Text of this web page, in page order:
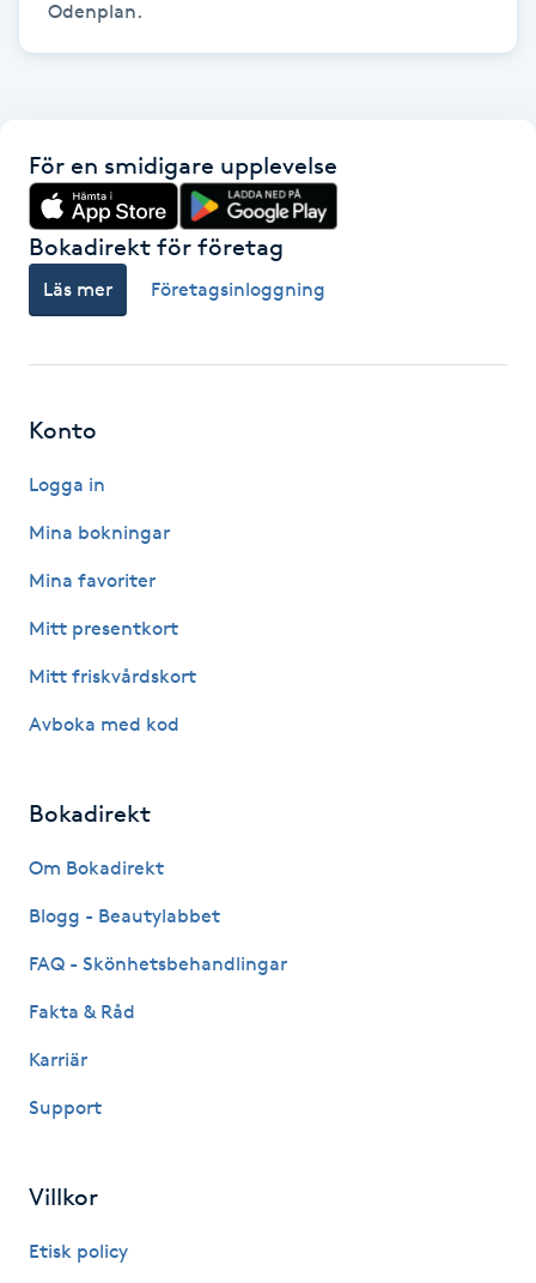
Hyaluronsyra
Hypnos
Hårborttagning
Hårbottenbehandling
Hårvård
Hälsa
IPL
IR-massage
Japansk massage
K18
Katun fransar
Keratinbehandling
För en smidigare upplevelse
Bokadirekt för företag
Läs mer Företagsinloggning
Konto
Logga in
Mina bokningar
Mina favoriter
Mitt presentkort
Mitt friskvårdskort
Avboka med kod
Bokadirekt
Om Bokadirekt
Blogg - Beautylabbet
FAQ - Skönhetsbehandlingar
Fakta & Råd
Karriär
Support
Villkor
Etisk policy